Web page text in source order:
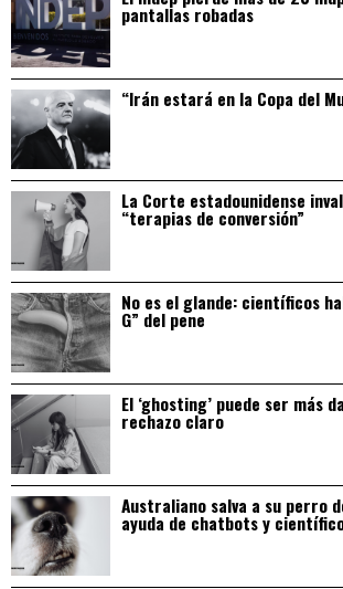
pantallas robadas
“Irán estará en la Copa del
La Corte estadounidense
“terapias de conversión”
No es el glande: científicos
G” del pene
El ‘ghosting’ puede ser más
rechazo claro
Australiano salva a su perro
ayuda de chatbots y